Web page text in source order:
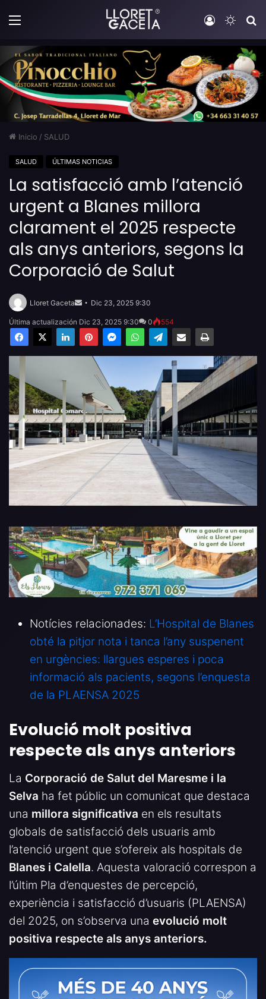
Menú Iniciar
Inicio / SALUD
SALUD ÚLTIMAS NOTICIAS
La satisfacció amb l’atenció
urgent a Blanes millora
clarament el 2025 respecte
als anys anteriors, segons la
Corporació de Salut
Lloret Gaceta
email
Dic 23, 2025 9:30
Última actualización Dic 23, 2025 9:30 0 554
Facebook
X LinkedInPinterestMessengerWhatsAppTelegramCompartir por email Imprimir
Notícies relacionades: L’Hospital de Blanes
obté la pitjor nota i tanca l’any suspenent
en urgències: llargues esperes i poca
informació als pacients, segons l’enquesta
de la PLAENSA 2025
Evolució molt positiva
respecte als anys anteriors
La Corporació de Salut del Maresme i la
Selva ha fet públic un comunicat que destaca
una millora significativa en els resultats
globals de satisfacció dels usuaris amb
l’atenció urgent que s’ofereix als hospitals de
Blanes i Calella. Aquesta valoració correspon a
l’últim Pla d’enquestes de percepció,
experiència i satisfacció d’usuaris (PLAENSA)
del 2025, on s’observa una evolució molt
positiva respecte als anys anteriors.